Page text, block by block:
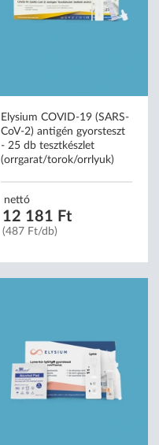
Elysium COVID-19 (SARS-
CoV-2) antigén gyorsteszt
- 25 db tesztkészlet
(orrgarat/torok/orrlyuk)
nettó
12 181 Ft
(487 Ft/db)